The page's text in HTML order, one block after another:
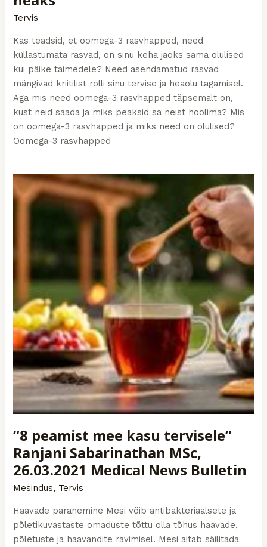
Tervis
Kas teadsid, et oomega-3 rasvhapped, need
küllastumata rasvad, on sinu keha jaoks sama olulised
kui päike taimedele? Need asendamatud rasvad
mängivad kriitilist rolli sinu tervise ja heaolu tagamisel.
Aga mis need oomega-3 rasvhapped täpsemalt on,
kust neid saada ja miks peaksid sa neist hoolima? Mis
on oomega-3 rasvhapped ja miks need on olulised?
Oomega-3 rasvhapped
“8 peamist mee kasu tervisele”
Ranjani Sabarinathan MSc,
26.03.2021 Medical News Bulletin
Mesindus, Tervis
Haavade paranemine Mesi võib antibakteriaalsete ja
põletikuvastaste omaduste tõttu olla tõhus haavade,
põletuste ja haavandite ravimisel. Mesi aitab säilitada